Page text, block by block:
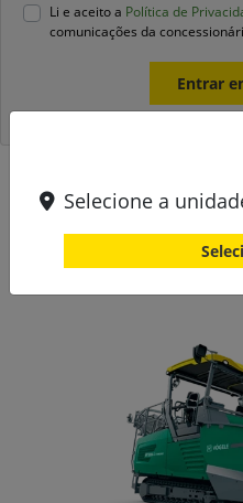
Li e aceito a Política de
comunicações da
Entrar
Versões
MT
Selecione a